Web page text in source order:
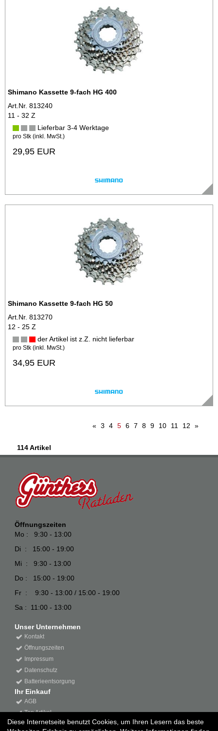
Shimano Kassette 9-fach HG 400
Art.Nr. 813240
11 - 32 Z
Lieferbar 3-4 Werktage
pro Stk (inkl. MwSt.)
29,95 EUR
Shimano Kassette 9-fach HG 50
Art.Nr. 813270
12 - 25 Z
der Artikel ist z.Z. nicht lieferbar
pro Stk (inkl. MwSt.)
34,95 EUR
« 3 4 5 6 7 8 9 10 11 12 »
114 Artikel
Öffnungszeiten
Mo : 9:30 - 13:00
Di : 15:00 - 19:00
Mi : 9:30 - 13:00
Do : 15:00 - 19:00
Fr : 9:30 - 13:00 / 15:00 - 19:00
Sa : 11:00 - 13:00
Unser Unternehmen
Kontakt
Öffnungszeiten
Impressum
Datenschutz
Batterieentsorgung
Ihr Einkauf
AGB
Top Artikel
Diese Internetseite benutzt Cookies, um Ihren Lesern das beste